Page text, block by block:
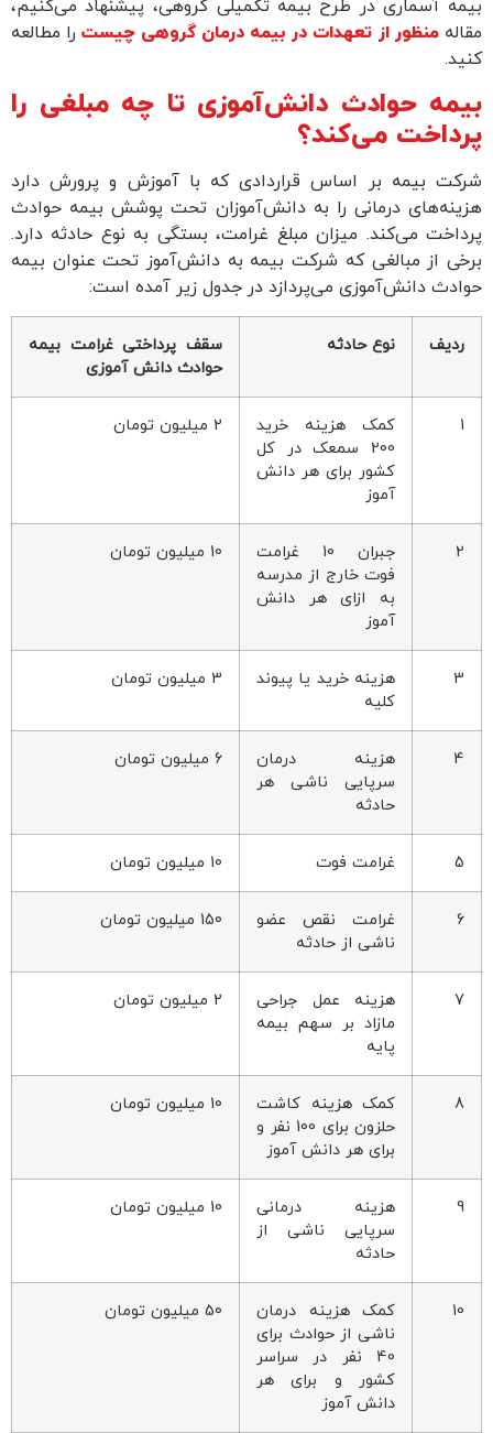
بیمه آسماری در طرح بیمه تکمیلی گروهی، پیشنهاد می‌کنیم،
مقالهمنظور از تعهدات در بیمه درمان گروهی چیسترا مطالعه
کنید.
بیمه حوادث دانش‌آموزی تا چه مبلغی را
پرداخت می‌کند؟
شرکت بیمه بر اساس قراردادی که با آموزش و پرورش دارد
هزینه‌های درمانی را به دانش‌آموزان تحت پوشش بیمه حوادث
پرداخت می‌کند. میزان مبلغ غرامت، بستگی به نوع حادثه دارد.
برخی از مبالغی که شرکت بیمه به دانش‌آموز تحت عنوان بیمه
حوادث دانش‌آموزی می‌پردازد در جدول زیر آمده است:
ردیف نوع حادثه
سقف پرداختی غرامت بیمه
حوادث دانش آموزی
1
کمک هزینه خرید
200 سمعک در کل
کشور برای هر دانش
آموز
2 میلیون تومان
2
جبران 10 غرامت
فوت خارج از مدرسه
به ازای هر دانش
آموز
10 میلیون تومان
3
هزینه خرید یا پیوند
کلیه
3 میلیون تومان
4
هزینه درمان
سرپایی ناشی هر
حادثه
6 میلیون تومان
5 غرامت فوت 10 میلیون تومان
6
غرامت نقص عضو
ناشی از حادثه
150 میلیون تومان
7
هزینه عمل جراحی
مازاد بر سهم بیمه
پایه
2 میلیون تومان
8
کمک هزینه کاشت
حلزون برای 100 نفر و
برای هر دانش آموز
10 میلیون تومان
9
هزینه درمانی
سرپایی ناشی از
حادثه
10 میلیون تومان
10
کمک هزینه درمان
ناشی از حوادث برای
40 نفر در سراسر
کشور و برای هر
دانش آموز
50 میلیون تومان